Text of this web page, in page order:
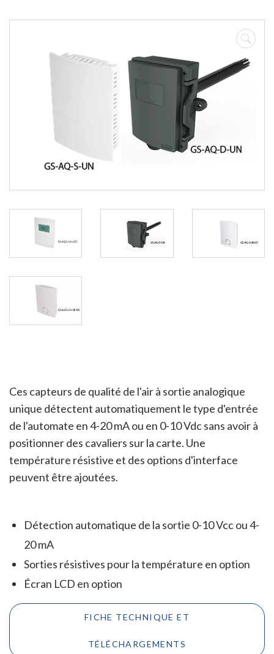
Ces capteurs de qualité de l'air à sortie analogique
unique détectent automatiquement le type d'entrée
de l'automate en 4-20 mA ou en 0-10 Vdc sans avoir à
positionner des cavaliers sur la carte. Une
température résistive et des options d'interface
peuvent être ajoutées.
Détection automatique de la sortie 0-10 Vcc ou 4-
20 mA
Sorties résistives pour la température en option
Écran LCD en option
FICHE TECHNIQUE ET
TÉLÉCHARGEMENTS